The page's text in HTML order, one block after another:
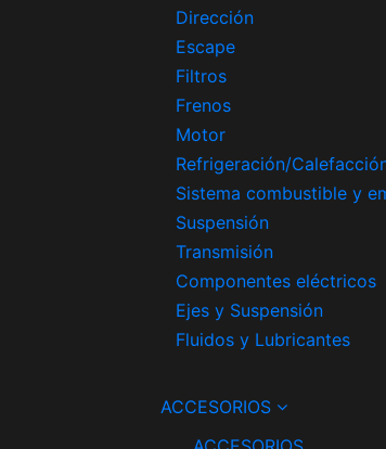
Dirección
Escape
Filtros
Frenos
Motor
Refrigeración/
Sistema combustible y
Suspensión
Transmisión
Componentes eléctricos
Ejes y Suspensión
Fluidos y Lubricantes
ACCESORIOS